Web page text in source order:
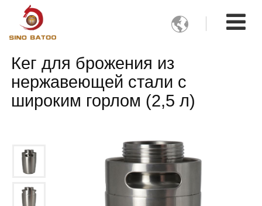

Кег для брожения из
нержавеющей стали с
широким горлом (2,5 л)